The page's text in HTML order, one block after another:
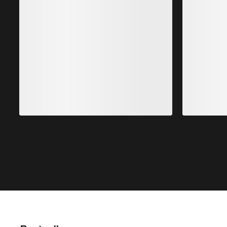
Bestseller